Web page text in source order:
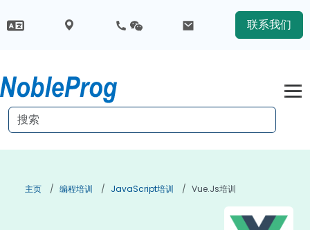
联系我们
主页 编程培训 JavaScript培训 Vue.js培训